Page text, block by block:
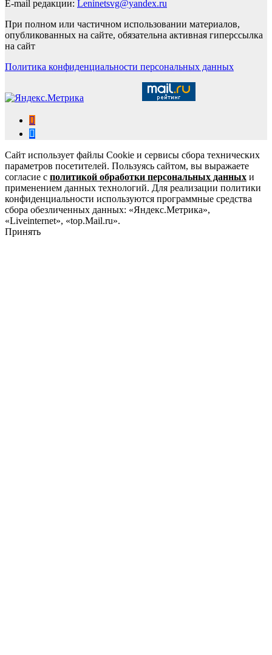
E-mail редакции: Leninetsvg@yandex.ru
При полном или частичном использовании материалов,
опубликованных на сайте, обязательна активная гиперссылка
на сайт
Политика конфиденциальности персональных данных
Сайт использует файлы Cookie и сервисы сбора технических
параметров посетителей. Пользуясь сайтом, вы выражаете
согласие с политикой обработки персональных данных и
применением данных технологий. Для реализации политики
конфиденциальности используются программные средства
сбора обезличенных данных: «Яндекс.Метрика»,
«Liveinternet», «top.Mail.ru».
Принять